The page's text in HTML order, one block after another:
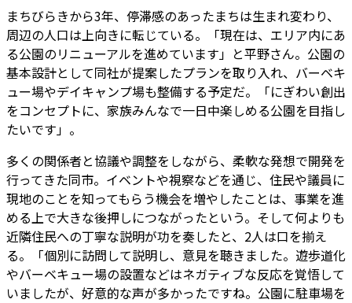
まちびらきから3年、停滞感のあったまちは生まれ変わり、
周辺の人口は上向きに転じている。「現在は、エリア内にあ
る公園のリニューアルを進めています」と平野さん。公園の
基本設計として同社が提案したプランを取り入れ、バーベキ
ュー場やデイキャンプ場も整備する予定だ。「にぎわい創出
をコンセプトに、家族みんなで一日中楽しめる公園を目指し
たいです」。
多くの関係者と協議や調整をしながら、柔軟な発想で開発を
行ってきた同市。イベントや視察などを通じ、住民や議員に
現地のことを知ってもらう機会を増やしたことは、事業を進
める上で大きな後押しにつながったという。そして何よりも
近隣住民への丁寧な説明が功を奏したと、2人は口を揃え
る。「個別に訪問して説明し、意見を聴きました。遊歩道化
やバーベキュー場の設置などはネガティブな反応を覚悟して
いましたが、好意的な声が多かったですね。公園に駐車場を